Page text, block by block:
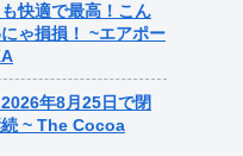
快適で最高！こん
ゃ損損！ ~エアポー
年8月25日で閉
~ The Cocoa